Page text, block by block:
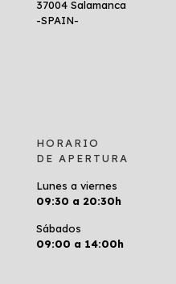
37004 Salamanca
-SPAIN-
HORARIO
DE APERTURA
Lunes a viernes
09:30 a 20:30h
Sábados
09:00 a 14:00h